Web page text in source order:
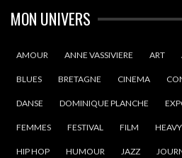
MON UNIVERS
AMOUR ANNE VASSIVIERE ART
BLUES BRETAGNE CINEMA
DANSE DOMINIQUE PLANCHE
FEMMES FESTIVAL FILM
HIP HOP HUMOUR JAZZ